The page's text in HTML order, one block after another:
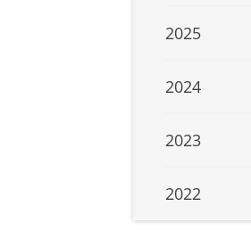
2025
2024
2023
2022